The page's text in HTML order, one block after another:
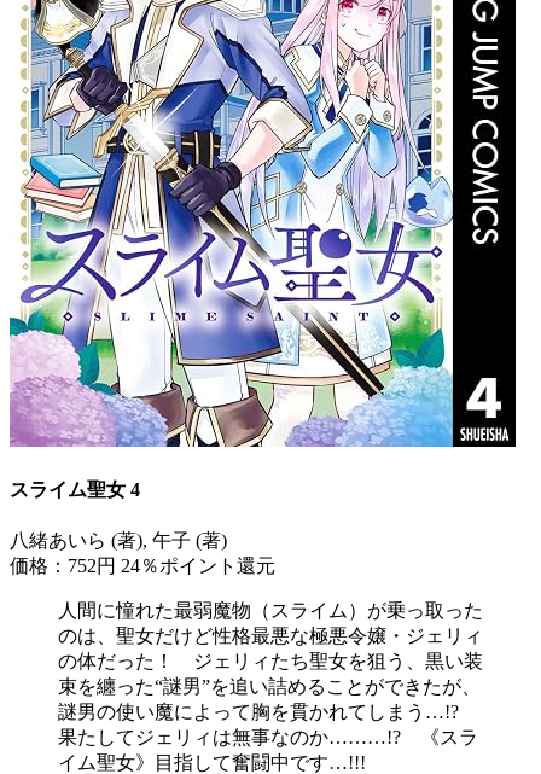
スライム聖女 4
八緒あいら (著), 午子 (著)
価格：752円 24％ポイント還元
人間に憧れた最弱魔物（スライム）が乗っ取った
のは、聖女だけど性格最悪な極悪令嬢・ジェリィ
の体だった！ ジェリィたち聖女を狙う、黒い装
束を纏った“謎男”を追い詰めることができたが、
謎男の使い魔によって胸を貫かれてしまう…!?
果たしてジェリィは無事なのか………!? 《スラ
イム聖女》目指して奮闘中です…!!!